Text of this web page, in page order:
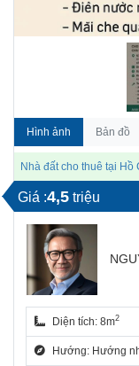
Hình ảnh Bản đồ
Nhà đất cho thuê tại Hồ
Giá :4,5 triệu
Diện tích: 8m2
Hướng: Hướng